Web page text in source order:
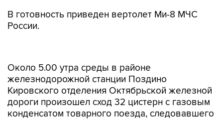
В готовность приведен вертолет Ми-8 МЧС
России.
Кировского отделения Октябрьской железной
дороги произошел сход 32 цистерн с газовым
конденсатом товарного поезда, следовавшего
по маршруту Лимбай Свердловской - Лужская.
Свыше 10 цистерн горят. Из жилых домов и с